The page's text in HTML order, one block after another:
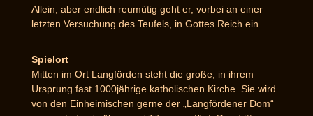
Allein, aber endlich reumütig geht er, vorbei an einer
letzten Versuchung des Teufels, in Gottes Reich ein.
Spielort
Mitten im Ort Langförden steht die große, in ihrem
Ursprung fast 1000jährige katholischen Kirche. Sie wird
von den Einheimischen gerne der „Langfördener Dom“